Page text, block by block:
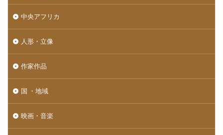
中央アフリカ
人形・立像
作家作品
国 ・地域
映画・音楽